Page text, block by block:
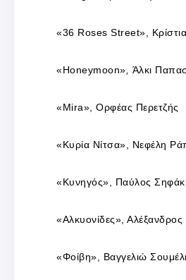
«36 Roses Street»,
«Honeymoon» Άλκι
«Mira», Ορφέας Περετζής
«Κυρία Νίτσα», Νεφέλη
«Κυνηγός», Παύλος
«Αλκυονίδες»,
«Φοίβη», Βαγγελιώ